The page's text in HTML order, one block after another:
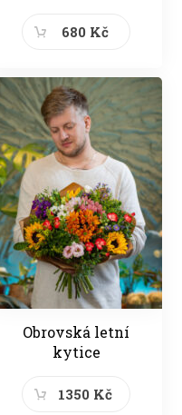
680 Kč
Obrovská letní
kytice
1350 Kč